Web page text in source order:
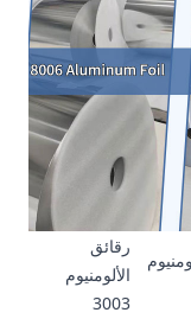
رقائق
الألومنيوم
3003